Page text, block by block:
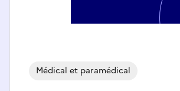
Médical et paramédical